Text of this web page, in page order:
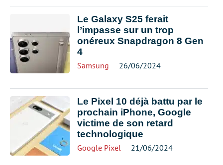
Le Galaxy S25 ferait
l’impasse sur un trop
onéreux Snapdragon 8 Gen
4
Samsung 26/06/2024
Le Pixel 10 déjà battu par le
prochain iPhone, Google
victime de son retard
technologique
Google Pixel 21/06/2024